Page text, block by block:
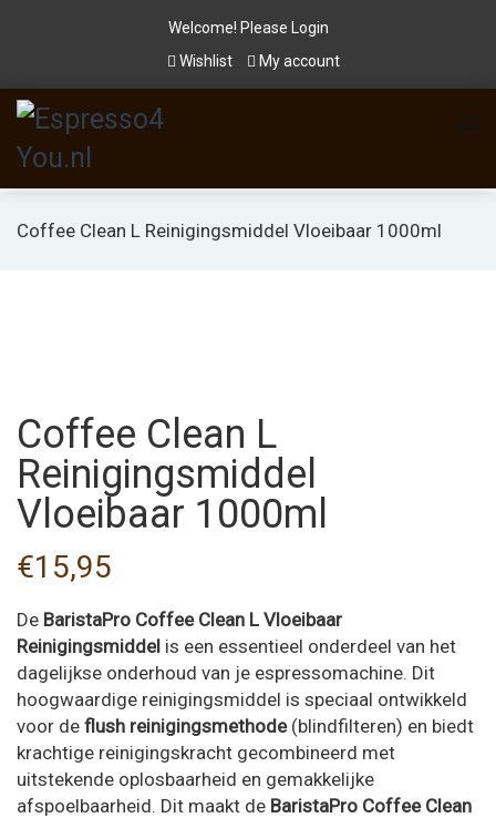
Welcome! Please
Login
Wishlist
My account
Coffee Clean L Reinigingsmiddel Vloeibaar 1000ml
Coffee Clean L
Reinigingsmiddel
Vloeibaar 1000ml
€15,95
De BaristaPro Coffee Clean L Vloeibaar
Reinigingsmiddel is een essentieel onderdeel van het
dagelijkse onderhoud van je espressomachine. Dit
hoogwaardige reinigingsmiddel is speciaal ontwikkeld
voor de flush reinigingsmethode(blindfilteren) en biedt
krachtige reinigingskracht gecombineerd met
uitstekende oplosbaarheid en gemakkelijke
afspoelbaarheid. Dit maakt de BaristaPro Coffee Clean